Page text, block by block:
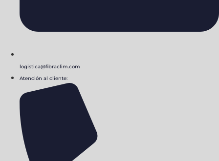
logistica@fibraclim.com
Atención al cliente: